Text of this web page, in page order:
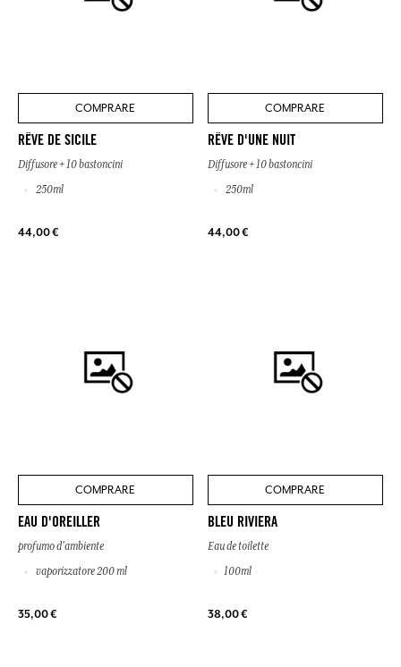
COMPRARE
RÊVE DE SICILE
Diffusore + 10 bastoncini
250ml
44,00 €
COMPRARE
RÊVE D'UNE NUIT
Diffusore + 10 bastoncini
250ml
44,00 €
COMPRARE
EAU D'OREILLER
profumo d'ambiente
vaporizzatore 200 ml
35,00 €
COMPRARE
BLEU RIVIERA
Eau de toilette
100ml
38,00 €